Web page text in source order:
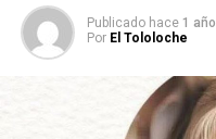
Publicado hace 1 año
Por El Tololoche